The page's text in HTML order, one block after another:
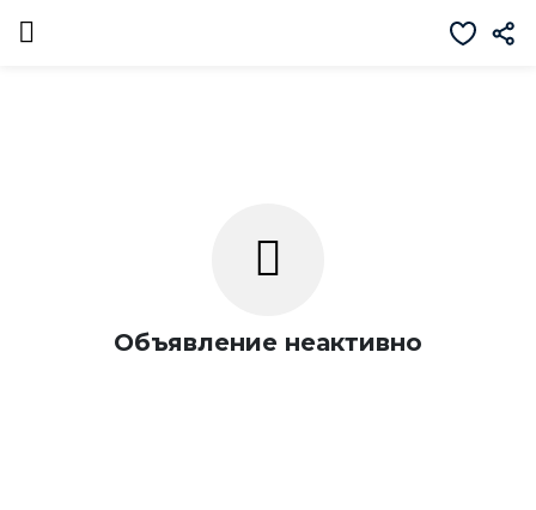
Объявление неактивно